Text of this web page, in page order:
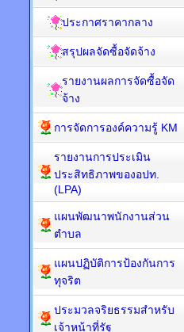
ประกาศราคากลาง
สรุปผลจัดซื้อจัดจ้าง
รายงานผลการจัดซื้อจัด
จ้าง
การจัดการองค์ความรู้ KM
รายงานการประเมิน
ประสิทธิภาพของอปท.
(LPA)
แผนพัฒนาพนักงานส่วน
ตำบล
แผนปฏิบัติการป้องกันการ
ทุจริต
ประมวลจริยธรรมสำหรับ
เจ้าหน้าที่รัฐ